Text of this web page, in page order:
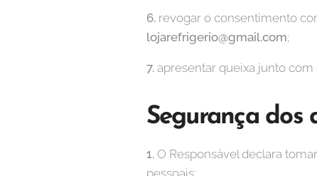
6. revogar o consentimento
lojarefrigerio@gmail.com;
7. apresentar queixa junto
Segurança dos
1. O Responsável declara
pessoais;